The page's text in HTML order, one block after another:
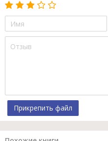
Прикрепить файл